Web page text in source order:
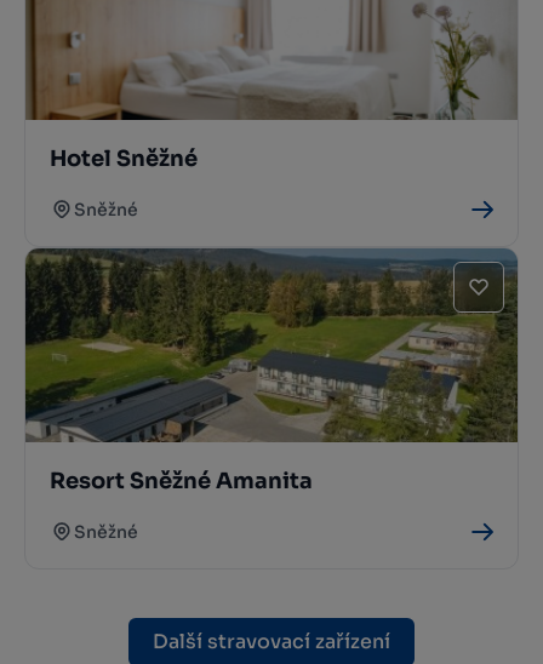
Hotel Sněžné
Sněžné
Resort Sněžné Amanita
Sněžné
Další stravovací zařízení